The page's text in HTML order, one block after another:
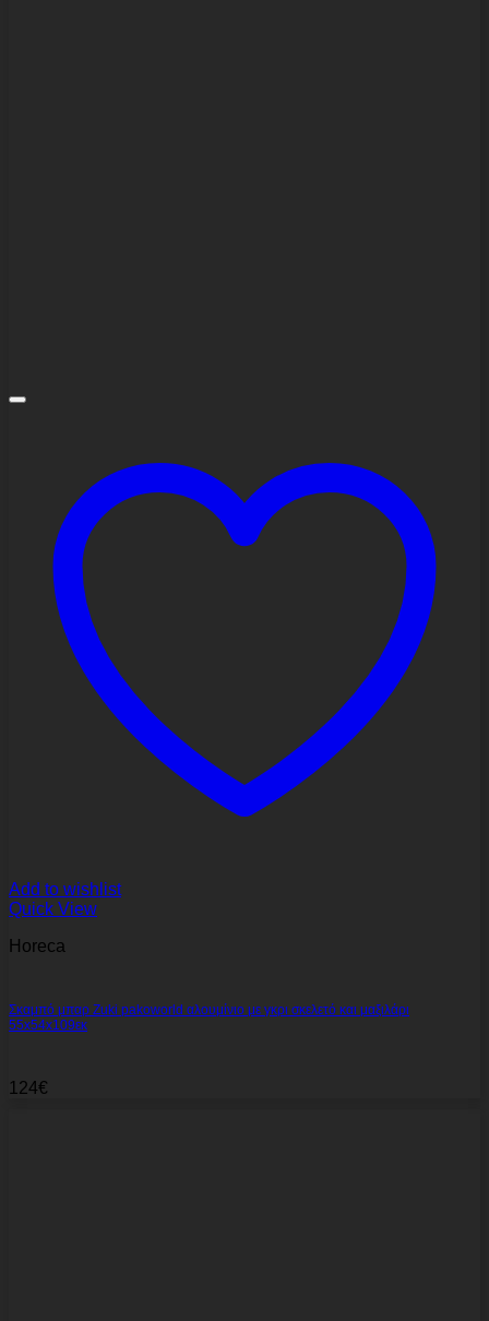
Add to wishlist
Quick View
Horeca
Σκαμπό μπαρ Zuki pakoworld αλουμίνιο με γκρι σκελετό και μαξιλάρι
55x54x109εκ
124€